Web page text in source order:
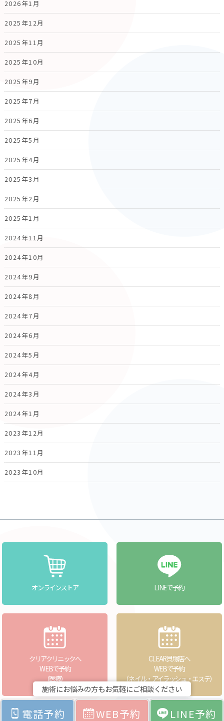
2026年1月
2025年12月
2025年11月
2025年10月
2025年9月
2025年7月
2025年6月
2025年5月
2025年4月
2025年3月
2025年2月
2025年1月
2024年11月
2024年10月
2024年9月
2024年8月
2024年7月
2024年6月
2024年5月
2024年4月
2024年3月
2024年1月
2023年12月
2023年11月
2023年10月
オンラインストア LINEで予約
クリアクリニックへ
WEBで予約
（医療）
CLEAR貝塚店へ
WEBで予約
（ネイル・アイラッシュ・エステ）
施術にお悩みの方もお気軽にご相談ください
電話予約 WEB予約 LINE予約